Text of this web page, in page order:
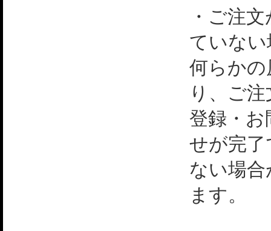
・ご注
ていない
何らか
り、ご
登録・
せが完
ない場
ます。